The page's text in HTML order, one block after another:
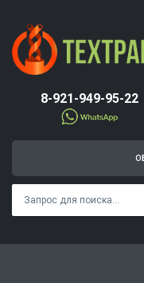
8-921-949-95-22